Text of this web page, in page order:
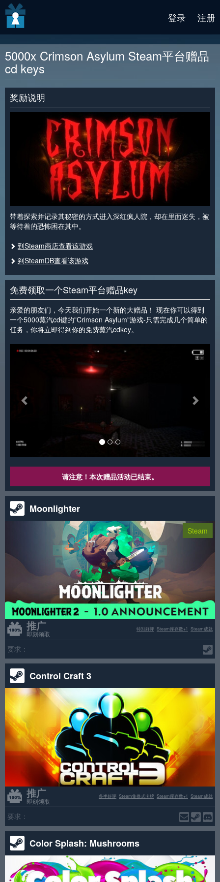
登录 注册
5000x Crimson Asylum Steam平台赠品
cd keys
奖励说明
带着探索并记录其秘密的方式进入深红疯人院，却在里面迷失，被
等待着的恐怖困在其中。
到Steam商店查看该游戏
到SteamDB查看该游戏
免费领取一个Steam平台赠品key
亲爱的朋友们，今天我们开始一个新的大赠品！ 现在你可以得到
一个5000蒸汽cd键的"Crimson Asylum"游戏-只需完成几个简单的
任务，你将立即得到你的免费蒸汽cdkey。
< >
请注意！本次赠品活动已结束。
Moonlighter
Steam
推广
即刻领取
Steam成就
Steam库存数+1
特别好评
要求：
Control Craft 3
推广
即刻领取
Steam成就
Steam库存数+1
Steam集换式卡牌
多半好评
要求：
Color Splash: Mushrooms